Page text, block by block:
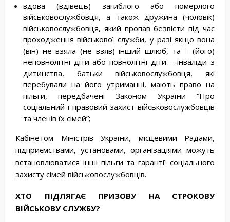
вдова (вдівець) загиблого або померлого
військовослужбовця, а також дружина (чоловік)
військовослужбовця, який пропав безвісти під час
проходження військової служби, у разі якщо вона
(він) не взяла (не взяв) інший шлюб, та її (його)
неповнолітні діти або повнолітні діти – інваліди з
дитинства, батьки військовослужбовця, які
перебували на його утриманні, мають право на
пільги, передбачені Законом України “Про
соціальний і правовий захист військовослужбовців
та членів їх сімей”;
Кабінетом Міністрів України, місцевими Радами,
підприємствами, установами, організаціями можуть
встановлюватися інші пільги та гарантії соціального
захисту сімей військовослужбовців.
ХТО ПІДЛЯГАЄ ПРИЗОВУ НА
СТРОКОВУ
ВІЙСЬКОВУ СЛУЖБУ?